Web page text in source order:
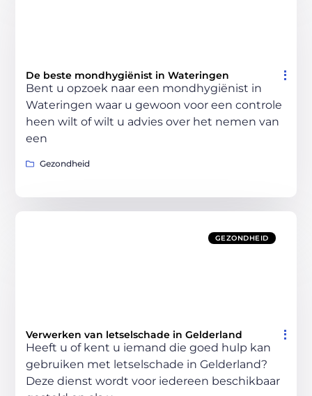
De beste mondhygiënist in Wateringen
Bent u opzoek naar een mondhygiënist in
Wateringen waar u gewoon voor een controle
heen wilt of wilt u advies over het nemen van
een
Gezondheid
GEZONDHEID
Verwerken van letselschade in Gelderland
Heeft u of kent u iemand die goed hulp kan
gebruiken met letselschade in Gelderland?
Deze dienst wordt voor iedereen beschikbaar